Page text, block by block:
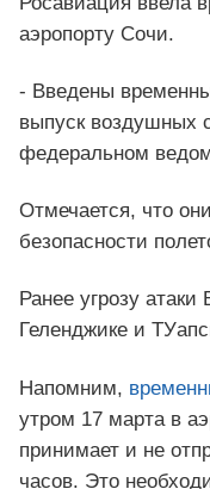
аэропорту Сочи.
- Введены
выпуск воздушных
федеральном
Отмечается, что
безопасности
Ранее угрозу
Геленджике и
Напомним,
утром 17 марта в
принимает и не
часов. Это